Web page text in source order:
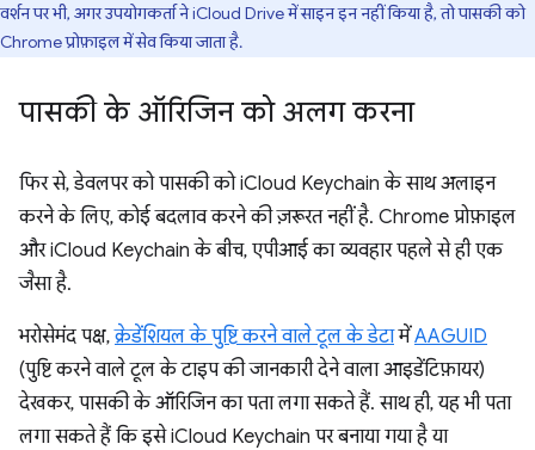
वर्शन पर भी, अगर उपयोगकर्ता ने iCloud Drive में साइन इन नहीं किया है, तो पासकी को
Chrome प्रोफ़ाइल में सेव किया जाता है.
पासकी के ऑरिजिन को अलग करना
फिर से, डेवलपर को पासकी को iCloud Keychain के साथ अलाइन
करने के लिए, कोई बदलाव करने की ज़रूरत नहीं है. Chrome प्रोफ़ाइल
और iCloud Keychain के बीच, एपीआई का व्यवहार पहले से ही एक
जैसा है.
भरोसेमंद पक्ष,क्रेडेंशियल के पुष्टि करने वाले टूल के डेटामेंAAGUID
(पुष्टि करने वाले टूल के टाइप की जानकारी देने वाला आइडेंटिफ़ायर)
देखकर, पासकी के ऑरिजिन का पता लगा सकते हैं. साथ ही, यह भी पता
लगा सकते हैं कि इसे iCloud Keychain पर बनाया गया है या